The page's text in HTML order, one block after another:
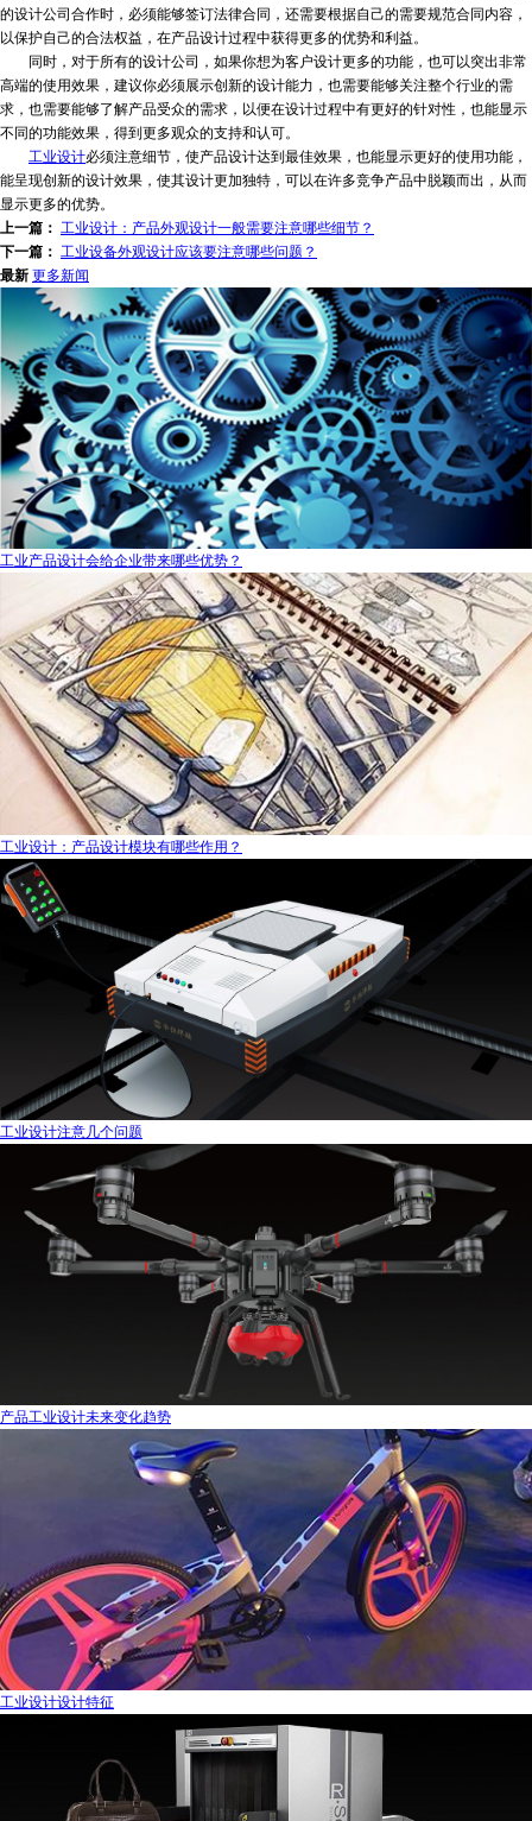
的设计公司合作时，必须能够签订法律合同，还需要根据自己的需要规范合同内容，
以保护自己的合法权益，在产品设计过程中获得更多的优势和利益。
同时，对于所有的设计公司，如果你想为客户设计更多的功能，也可以突出非常
高端的使用效果，建议你必须展示创新的设计能力，也需要能够关注整个行业的需
求，也需要能够了解产品受众的需求，以便在设计过程中有更好的针对性，也能显示
不同的功能效果，得到更多观众的支持和认可。
工业设计必须注意细节，使产品设计达到最佳效果，也能显示更好的使用功能，
能呈现创新的设计效果，使其设计更加独特，可以在许多竞争产品中脱颖而出，从而
显示更多的优势。
上一篇： 工业设计：产品外观设计一般需要注意哪些细节？
下一篇： 工业设备外观设计应该要注意哪些问题？
最新更多新闻
工业产品设计会给企业带来哪些优势？
工业设计：产品设计模块有哪些作用？
工业设计注意几个问题
产品工业设计未来变化趋势
工业设计设计特征